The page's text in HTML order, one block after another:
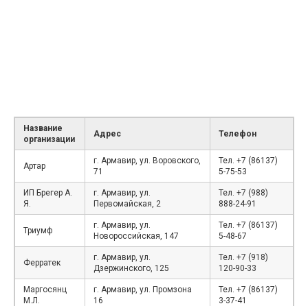
Название
организации
Адрес Телефон
Артар
г. Армавир, ул. Воровского,
71
Тел. +7 (86137)
5-75-53
ИП Брегер А.
Я.
г. Армавир, ул.
Первомайская, 2
Тел. +7 (988)
888-24-91
Триумф
г. Армавир, ул.
Новороссийская, 147
Тел. +7 (86137)
5-48-67
Ферратек
г. Армавир, ул.
Дзержинского, 125
Тел. +7 (918)
120-90-33
Маргосянц
М.Л.
г. Армавир, ул. Промзона
16
Тел. +7 (86137)
3-37-41